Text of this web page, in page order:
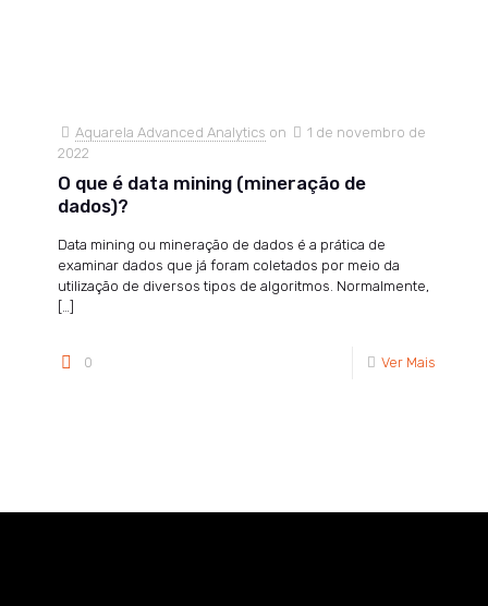
Aquarela Advanced Analytics on
1 de novembro de
2022
O que é data mining (mineração de
dados)?
Data mining ou mineração de dados é a prática de
examinar dados que já foram coletados por meio da
utilização de diversos tipos de algoritmos. Normalmente,
[…]
0 Ver Mais